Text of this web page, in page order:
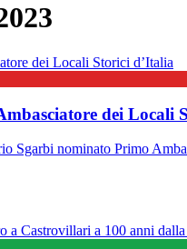
dei Locali
Sgarbi nominato Primo